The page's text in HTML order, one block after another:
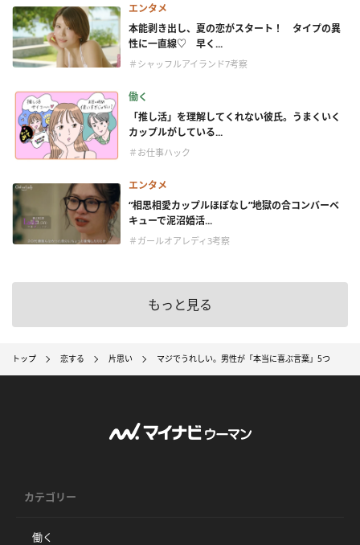
エンタメ
本能剥き出し、夏の恋がスタート！ タイプの異
性に一直線♡ 早く...
＃シャッフルアイランド7考察
働く
「推し活」を理解してくれない彼氏。うまくいく
カップルがしている...
＃お仕事ハック
エンタメ
“相思相愛カップルほぼなし”地獄の合コンバーベ
キューで泥沼婚活...
＃ガールオアレディ3考察
もっと見る
トップ 恋する 片思い マジでうれしい。男性が「本当に喜ぶ言葉」5つ
カテゴリー
働く